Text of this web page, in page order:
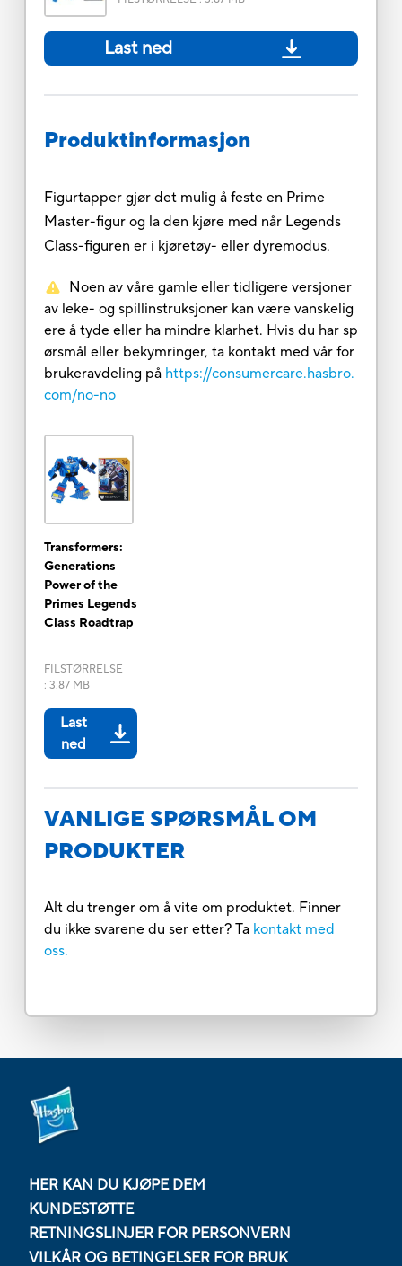
Last ned
Produktinformasjon
Figurtapper gjør det mulig å feste en Prime
Master-figur og la den kjøre med når Legends
Class-figuren er i kjøretøy- eller dyremodus.
Noen av våre gamle eller tidligere versjoner
av leke- og spillinstruksjoner kan være vanskelig
ere å tyde eller ha mindre klarhet. Hvis du har sp
ørsmål eller bekymringer, ta kontakt med vår for
brukeravdeling på https://consumercare.hasbro.
com/no-no
Transformers:
Generations
Power of the
Primes Legends
Class Roadtrap
FILSTØRRELSE
: 3.87 MB
Last
ned
VANLIGE SPØRSMÅL OM
PRODUKTER
Alt du trenger om å vite om produktet. Finner
du ikke svarene du ser etter? Ta kontakt med
oss.
HER KAN DU KJØPE DEM
KUNDESTØTTE
RETNINGSLINJER FOR PERSONVERN
VILKÅR OG BETINGELSER FOR BRUK